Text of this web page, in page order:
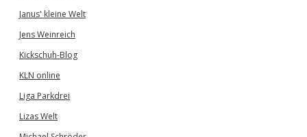
Janus' kleine Welt
Jens Weinreich
Kickschuh-Blog
KLN online
Liga Parkdrei
Lizas Welt